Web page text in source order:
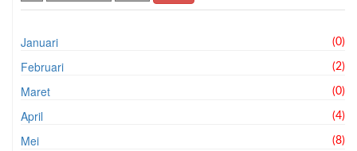
Januari (0)
Februari (2)
Maret (0)
April (4)
Mei (8)